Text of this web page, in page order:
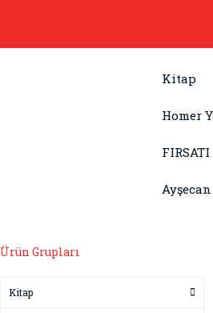
Kitap
Homer
Ürün Grupları
Kitap